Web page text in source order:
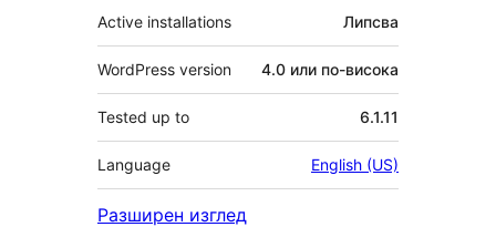
Active installations Липсва
WordPress version 4.0 или по-висока
Tested up to 6.1.11
Language English (US)
Разширен изглед